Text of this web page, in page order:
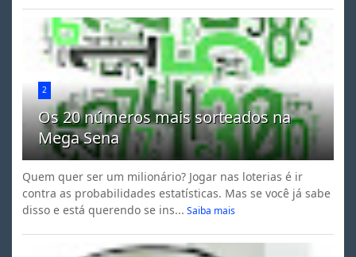
2
Os 20 números mais sorteados na
Mega Sena
Quem quer ser um milionário? Jogar nas loterias é ir
contra as probabilidades estatísticas. Mas se você já sabe
disso e está querendo se ins... Saiba mais